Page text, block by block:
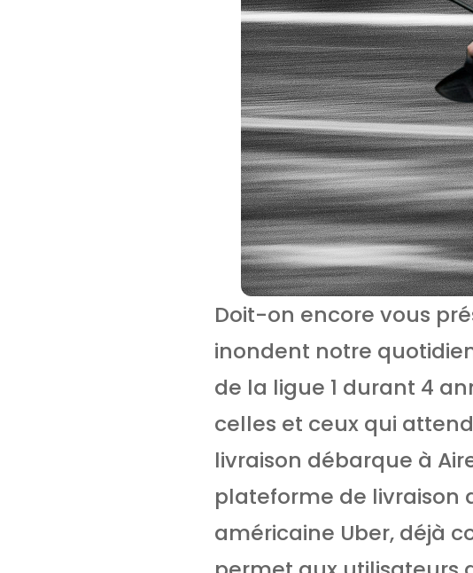
Doit-on encore vous
inondent notre
de la ligue 1 durant 4
celles et ceux qui
livraison débarque à
plateforme de livraison
américaine Uber, déjà